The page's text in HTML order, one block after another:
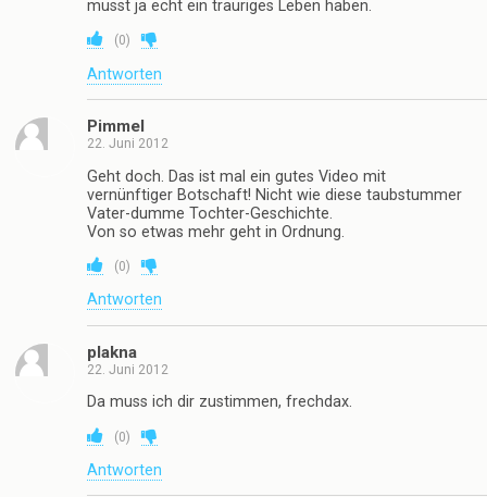
Antworten
22. Juni 2012
Gehirn, Niveau und Inteligenz ab als bei den
Amerikanern.. weil hier steckt wirklich ein SInn
dahinter.. bei Amis würden alle Feuer geben und die
Broschüre als paper nehmen für ihre neuen scheiß
Hipster Drogen.. daumen hoch
0)
Antworten
Vollpfosten
22. Juni 2012
Darauf genehmige ich mir erstmal ne fette Havanna.
Man lebt schließßlich nur einmal. warum soll man es
dann nicht auch genießen??? Es nützt mir nichts,
wenn ich 120 Jahre gesund lebe aber nicht wirklich
das Leben genießen konnte. Dann lieber nur 80 und
man lebt sich richtig aus. Siehe das Lied von Udo
Jürgens: „Es lebe das Laster!“